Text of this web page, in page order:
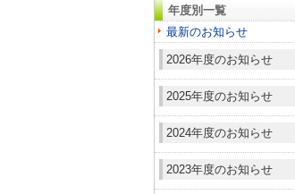
年度別一覧
最新のお知らせ
2026年度のお知らせ
2025年度のお知らせ
2024年度のお知らせ
2023年度のお知らせ